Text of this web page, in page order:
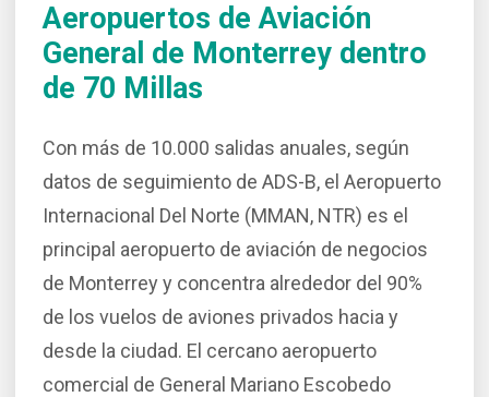
Aeropuertos de Aviación
General de Monterrey dentro
de 70 Millas
Con más de 10.000 salidas anuales, según
datos de seguimiento de ADS-B, el Aeropuerto
Internacional Del Norte (MMAN, NTR) es el
principal aeropuerto de aviación de negocios
de Monterrey y concentra alrededor del 90%
de los vuelos de aviones privados hacia y
desde la ciudad. El cercano aeropuerto
comercial de General Mariano Escobedo